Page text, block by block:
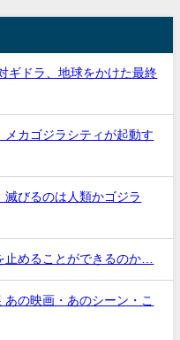
ギドラ、地球をかけた最終
メカゴジラシティが起動す
びるのは人類かゴジラ
止めることができるのか…
の映画・あのシーン・こ